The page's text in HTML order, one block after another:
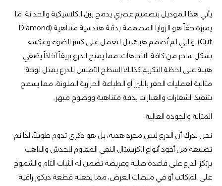
​يأتي هذا الموديل بتصميم عصري يدمج بين الكلاسيكية والحداثة. ما
يميزه حقاً هو الزوايا المصممة بدقة هندسية متناهية (Diamond
Cut)، والتي لم تُصمم هباءً، بل لتعمل على كسر الضوء وعكسه
بشكل ساحر من كافة الاتجاهات، مما يمنح الدرع بريقاً أخاذاً يضفي
هيبة على لحظة التكريم.كذالك السطح الأملس للدرع يمثل لوحة
مثالية لعمليات الحفر بالليزر أو الطباعة الحرارية الملونة، مما يسمح
بتنفيذ الشعارات والعبارات بدقة متناهية ووضوح مبهر.
​المتانة والجودة العالية
​نحن ندرك أن الدرع ليس مجرد هدية، بل هو ذكرى تدوم طويلاً، لذا تم
تصنيعه من أجود أنواع الكريستال النقي المقاوم للخدش والباهت.
يرتكز الدرع على قاعدة صلبة وعريضة تضمن له الثبات التام والشموخ
على المكاتب أو في منصات العرض، مما يجعله قطعة ديكور راقية